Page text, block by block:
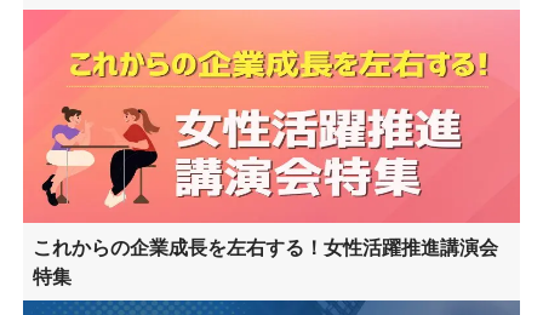
これからの企業成長を左右する！女性活躍推進講演会
特集